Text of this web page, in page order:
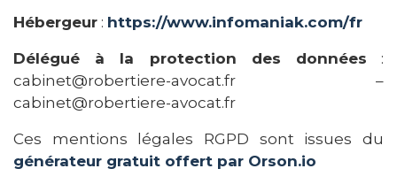
Hébergeur : https://www.infomaniak.com/fr
Délégué à la protection des données :
cabinet@robertiere-avocat.fr –
cabinet@robertiere-avocat.fr
Ces mentions légales RGPD sont issues du
générateur gratuit offert par Orson.io